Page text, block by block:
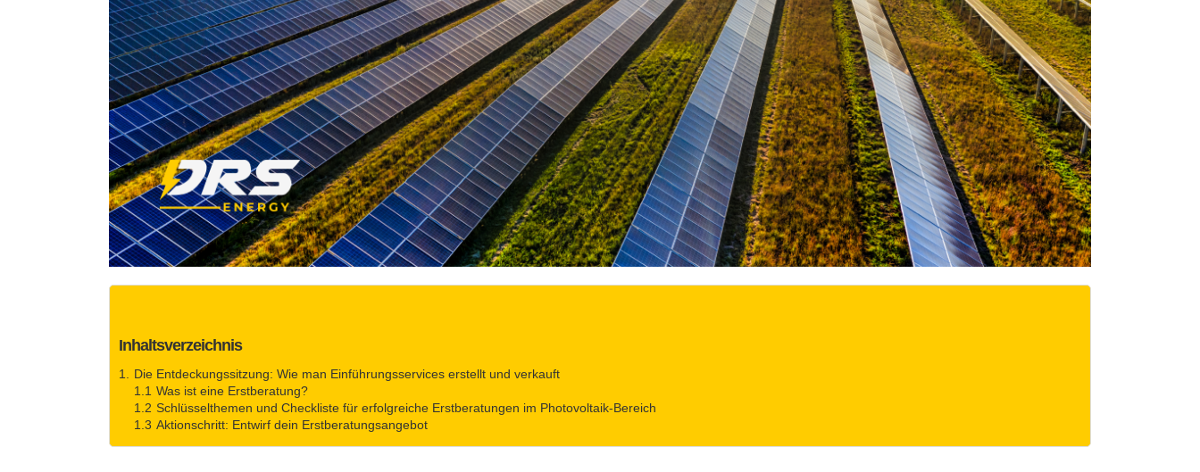
Inhaltsverzeichnis
Die Entdeckungssitzung: Wie man Einführungsservices erstellt und verkauft
Was ist eine Erstberatung?
Schlüsselthemen und Checkliste für erfolgreiche Erstberatungen im Photovoltaik-Bereich
Aktionschritt: Entwirf dein Erstberatungsangebot